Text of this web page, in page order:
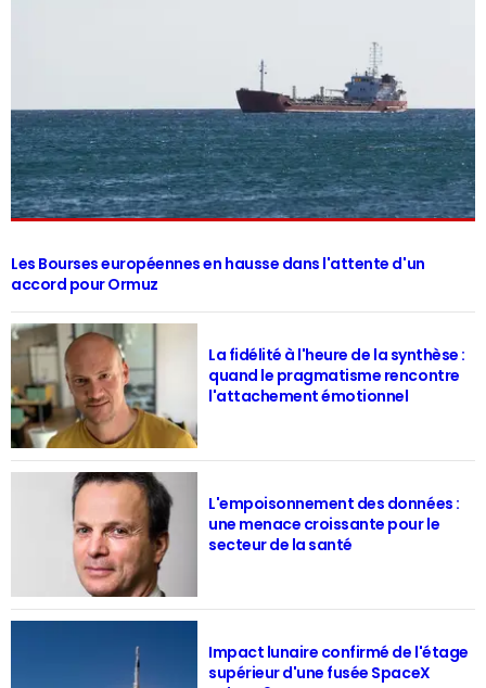
Les Bourses européennes en hausse dans l'attente d'un
accord pour Ormuz
La fidélité à l'heure de la synthèse :
quand le pragmatisme rencontre
l'attachement émotionnel
L'empoisonnement des données :
une menace croissante pour le
secteur de la santé
Impact lunaire confirmé de l'étage
supérieur d'une fusée SpaceX